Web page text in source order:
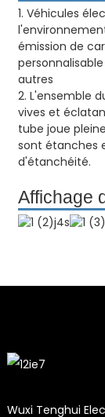
1. Véhicules
émission de
autres
2. L'ensemble
vives et
tube joue
sont étanches
d'étanchéité.
Affichage
Wuxi Tenghui